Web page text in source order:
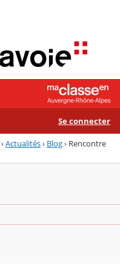
Se connecter
›Actualités› Blog› Rencontre